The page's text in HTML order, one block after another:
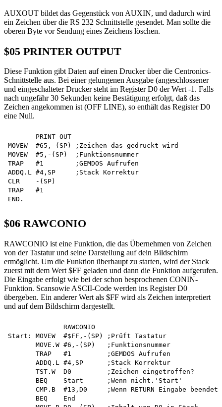
AUXOUT bildet das Gegenstück von AUXIN, und dadurch wird
ein Zeichen über die RS 232 Schnittstelle gesendet. Man sollte die
oberen Byte vor Sendung eines Zeichens löschen.
$05 PRINTER OUTPUT
Diese Funktion gibt Daten auf einen Drucker über die Centronics-
Schnittstelle aus. Bei einer gelungenen Ausgabe (angeschlossener
und eingeschalteter Drucker steht im Register D0 der Wert -1. Falls
nach ungefähr 30 Sekunden keine Bestätigung erfolgt, daß das
Zeichen angekommen ist (OFF LINE), so enthält das Register D0
eine Null.
       PRINT OUT
MOVEW  #65,-(SP) ;Zeichen das gedruckt wird
MOVEW  #5,-(SP)  ;Funktionsnummer
TRAP   #1        ;GEMDOS Aufrufen
ADDQ.L #4,SP     ;Stack Korrektur
CLR    -(SP)
TRAP   #1
$06 RAWCONIO
RAWCONIO ist eine Funktion, die das Übernehmen von Zeichen
von der Tastatur und seine Darstellung auf dein Bildschirm
ermöglicht. Um die Funktion überhaupt zu starten, wird der Stack
zuerst mit dem Wert $FF geladen und dann die Funktion aufgerufen.
Die Eingabe erfolgt wie bei der schon besprochenen CONIN-
Funktion. Scansowie ASCII-Code werden ins Register D0
übergeben. Ein anderer Wert als $FF wird als Zeichen interpretiert
und auf dem Bildschirm dargestellt.
              RAWCONIO
Start: MOVEW  #$FF,-(SP) ;Prüft Tastatur
       MOVE.W #6,-(SP)   ;Funktionsnummer
       TRAP   #1         ;GEMDOS Aufrufen
       ADDQ.L #4,SP      ;Stack Korrektur
       TST.W  D0         ;Zeichen eingetroffen?
       BEQ    Start      ;Wenn nicht.'Start'
       CMP.B  #13,D0     ;Wenn RETURN Eingabe beendet
       BEQ    End